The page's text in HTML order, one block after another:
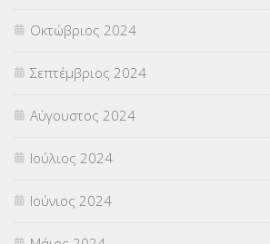
Οκτώβριος 2024
Σεπτέμβριος 2024
Αύγουστος 2024
Ιούλιος 2024
Ιούνιος 2024